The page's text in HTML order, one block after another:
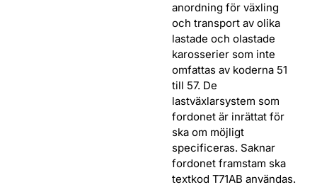
anordning för växling
och transport av olika
lastade och olastade
karosserier som inte
omfattas av koderna 51
till 57. De
lastväxlarsystem som
fordonet är inrättat för
ska om möjligt
specificeras. Saknar
fordonet framstam ska
textkod T71AB användas.